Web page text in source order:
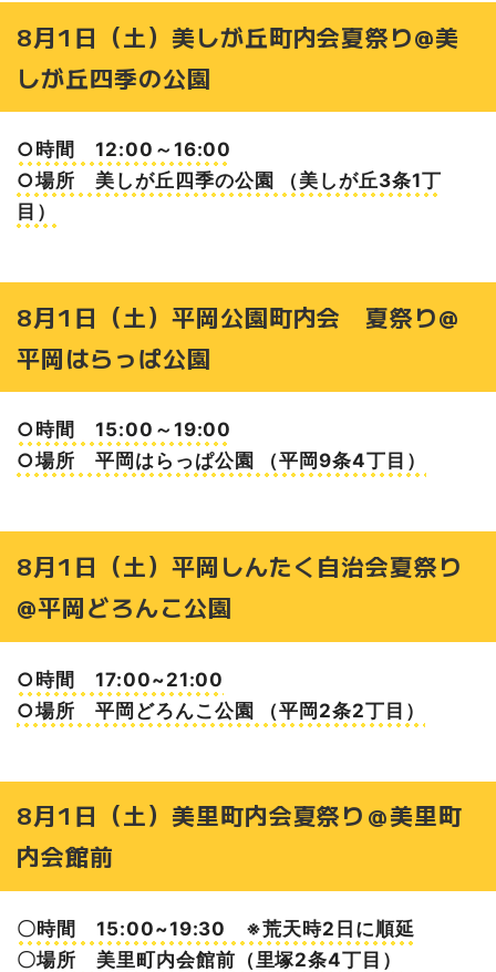
8月1日（土）美しが丘町内会夏祭り@美
しが丘四季の公園
○時間 12:00～16:00
○場所 美しが丘四季の公園 （美しが丘3条1丁
目）
8月1日（土）平岡公園町内会 夏祭り@
平岡はらっぱ公園
○時間 15:00～19:00
○場所 平岡はらっぱ公園 （平岡9条4丁目）
8月1日（土）平岡しんたく自治会夏祭り
@平岡どろんこ公園
○時間 17:00~21:00
○場所 平岡どろんこ公園 （平岡2条2丁目）
8月1日（土）美里町内会夏祭り＠美里町
内会館前
〇時間 15:00~19:30 ※荒天時2日に順延
〇場所 美里町内会館前（里塚2条4丁目）